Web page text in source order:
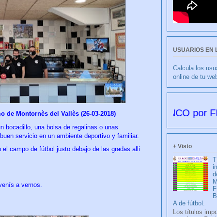
de Montornès del Vallès (26-03-2018)
bocadillo, una bolsa de regalinas o unas
servicio en un ambiente deportivo y familiar.
campo de fútbol justo debajo de las gradas alli
a vernos.
USUARIOS EN
Calcula los
online de tu
CULIBLANCO por
+ Visto
A de fútbol.
Los títulos